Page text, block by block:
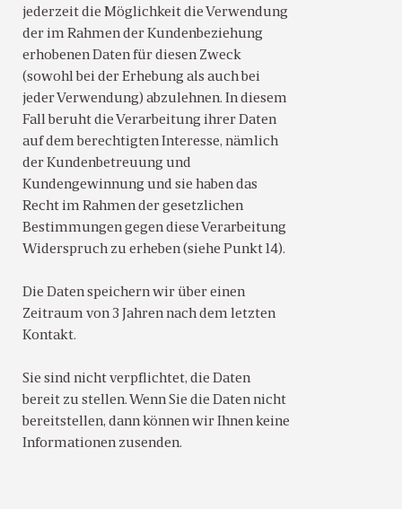
jederzeit die Möglichkeit die Verwendung
der im Rahmen der Kundenbeziehung
erhobenen Daten für diesen Zweck
(sowohl bei der Erhebung als auch bei
jeder Verwendung) abzulehnen. In diesem
Fall beruht die Verarbeitung ihrer Daten
auf dem berechtigten Interesse, nämlich
der Kundenbetreuung und
Kundengewinnung und sie haben das
Recht im Rahmen der gesetzlichen
Bestimmungen gegen diese Verarbeitung
Widerspruch zu erheben (siehe Punkt 14).
Die Daten speichern wir über einen
Zeitraum von 3 Jahren nach dem letzten
Kontakt.
Sie sind nicht verpflichtet, die Daten
bereit zu stellen. Wenn Sie die Daten nicht
bereitstellen, dann können wir Ihnen keine
Informationen zusenden.